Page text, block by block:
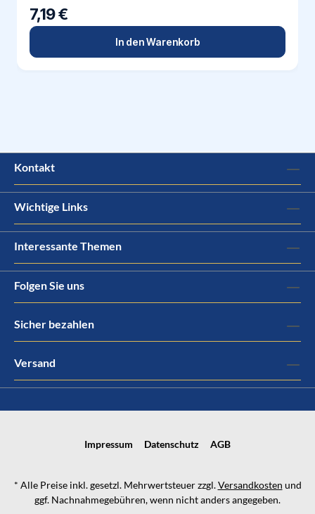
7,19 €
In den Warenkorb
Kontakt
Wichtige Links
Interessante Themen
Folgen Sie uns
Sicher bezahlen
Versand
Impressum Datenschutz AGB
* Alle Preise inkl. gesetzl. Mehrwertsteuer zzgl.Versandkosten und
ggf. Nachnahmegebühren, wenn nicht anders angegeben.